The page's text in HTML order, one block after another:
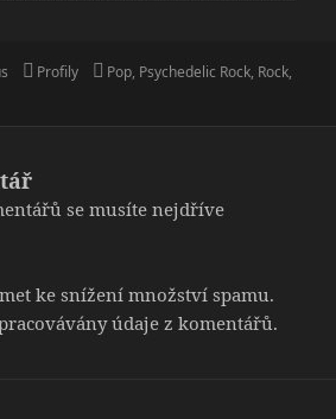
Rubriky:
Profily Štítky:
Pop, Psychedelic Rock, Rock,
se musíte nejdříve
ke snížení množství spamu.
údaje z komentářů.